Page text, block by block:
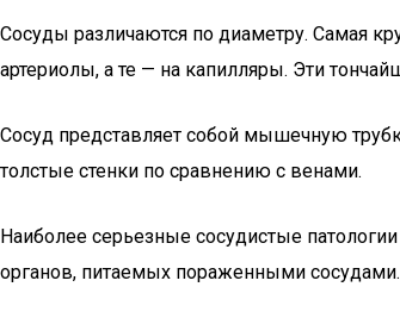
Сосуды различаются по диаметру. Самая
артериолы, а те — на капилляры. Эти
Сосуд представляет собой мышечную
толстые стенки по сравнению с венами.
Наиболее серьезные сосудистые
органов, питаемых пораженными